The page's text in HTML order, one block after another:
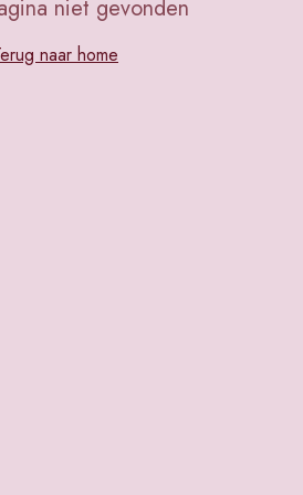
niet gevonden
naar home